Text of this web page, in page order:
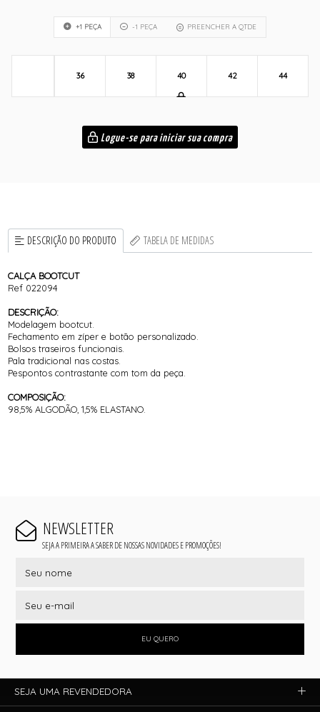
+1 PEÇA -1 PEÇA PREENCHER A QTDE
36 38 40 42 44
Logue-se para iniciar sua compra
DESCRIÇÃO DO PRODUTO TABELA DE MEDIDAS
CALÇA BOOTCUT
Ref 022094
DESCRIÇÃO:
Modelagem bootcut.
Fechamento em zíper e botão personalizado.
Bolsos traseiros funcionais.
Pala tradicional nas costas.
Pespontos contrastante com tom da peça.
COMPOSIÇÃO:
98,5% ALGODÃO, 1,5% ELASTANO.
NEWSLETTER
SEJA A PRIMEIRA A SABER DE NOSSAS NOVIDADES E PROMOÇÕES!
EU QUERO
SEJA UMA REVENDEDORA